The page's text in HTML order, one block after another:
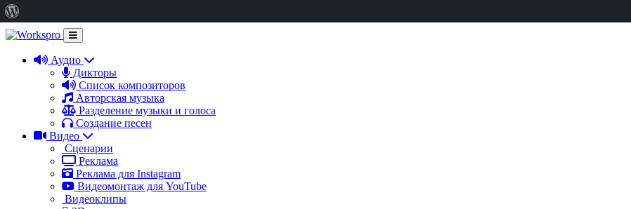
WordPress
Аудио
Дикторы
Список композиторов
Авторская музыка
Разделение музыки и голоса
Создание песен
Видео
Сценарии
Реклама
Реклама для Instagram
Видеомонтаж для YouTube
Видеоклипы